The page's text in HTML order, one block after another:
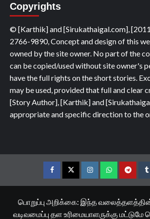
Copyrights
© [Karthik] and [Sirukathaigal.com],
2766-9890, Concept and design of this
owned by the site owner. No part of the
can be copied/used without site owner's
have the full rights on the short stories.
may be used, provided that full and clear
[Story Author], [Karthik] and
appropriate and specific direction to the
FacebookTwitterInstagramWhatsapp
பொறுப்பு அறிக்கை: இந்த வலைத்தளத்தின்
வடிவமைப்பு தள உரிமையாளருக்கு